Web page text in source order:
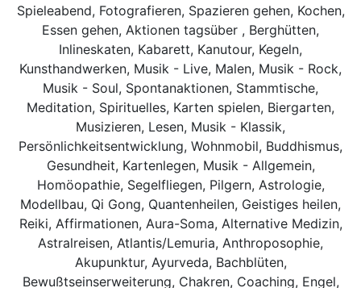
Spieleabend, Fotografieren, Spazieren gehen, Kochen,
Essen gehen, Aktionen tagsüber , Berghütten,
Inlineskaten, Kabarett, Kanutour, Kegeln,
Kunsthandwerken, Musik - Live, Malen, Musik - Rock,
Musik - Soul, Spontanaktionen, Stammtische,
Meditation, Spirituelles, Karten spielen, Biergarten,
Musizieren, Lesen, Musik - Klassik,
Persönlichkeitsentwicklung, Wohnmobil, Buddhismus,
Gesundheit, Kartenlegen, Musik - Allgemein,
Homöopathie, Segelfliegen, Pilgern, Astrologie,
Modellbau, Qi Gong, Quantenheilen, Geistiges heilen,
Reiki, Affirmationen, Aura-Soma, Alternative Medizin,
Astralreisen, Atlantis/Lemuria, Anthroposophie,
Akupunktur, Ayurveda, Bachblüten,
Bewußtseinserweiterung, Chakren, Coaching, Engel,